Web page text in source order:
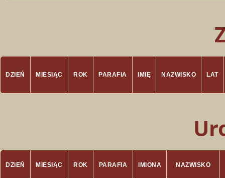
DZIEŃ MIESIĄC ROK PARAFIA IMIĘ NAZWISKO LAT
DZIEŃ MIESIĄC ROK PARAFIA IMIONA NAZWISKO